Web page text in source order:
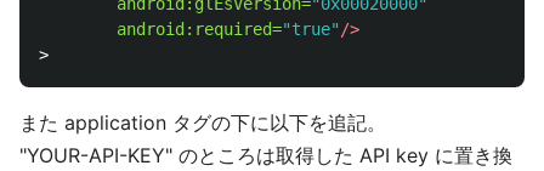
android:required="true" />
また application タグの下に以下を追記。
"YOUR-API-KEY" のところは取得した API key に置き換